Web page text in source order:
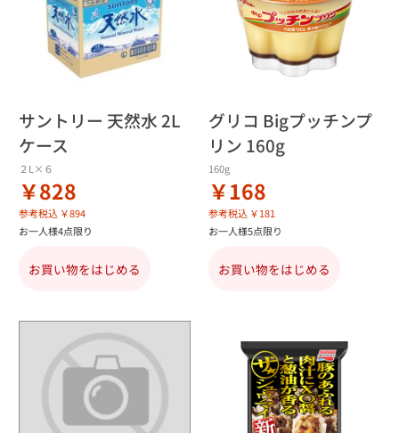
サントリー 天然水 2L
ケース
２L×６
￥828
参考税込 ￥894
お一人様4点限り
お買い物をはじめる
グリコ Bigプッチンプ
リン 160g
160g
￥168
参考税込 ￥181
お一人様5点限り
お買い物をはじめる